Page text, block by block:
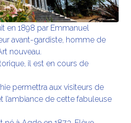
en 1898 par Emmanuel
avant-gardiste, homme de
nouveau.
il est en cours de
permettra aux visiteurs de
l’ambiance de cette fabuleuse